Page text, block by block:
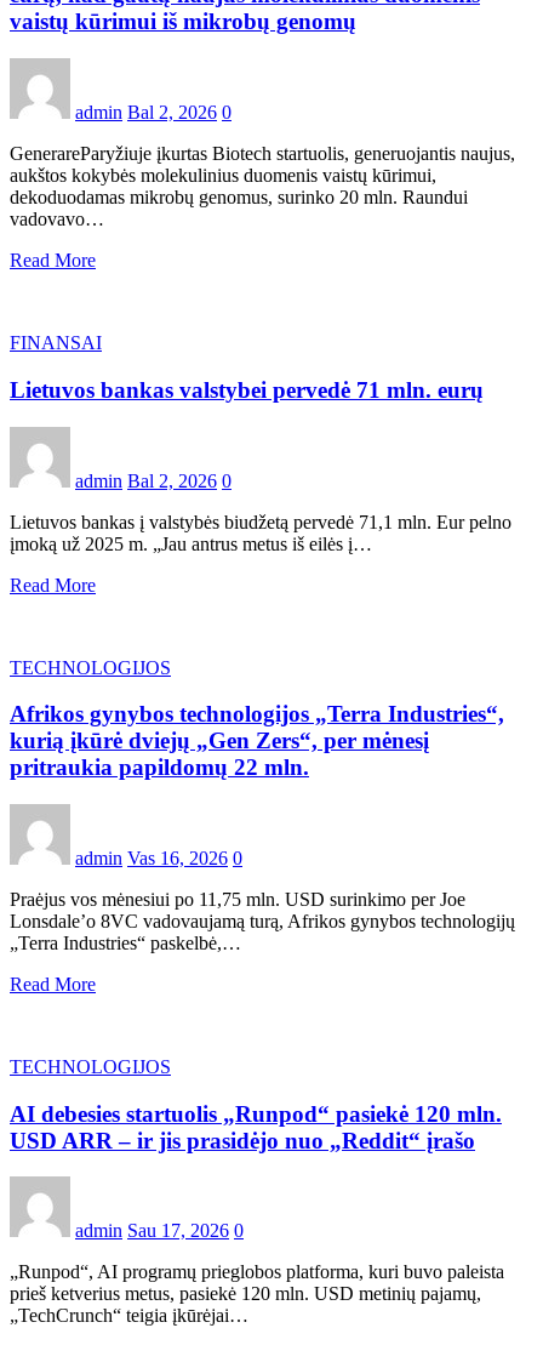
vaistų kūrimui iš mikrobų genomų
admin Bal 2, 2026 0
GenerareParyžiuje įkurtas Biotech startuolis, generuojantis naujus,
aukštos kokybės molekulinius duomenis vaistų kūrimui,
dekoduodamas mikrobų genomus, surinko 20 mln. Raundui
vadovavo…
Read More
FINANSAI
Lietuvos bankas valstybei pervedė 71 mln. eurų
admin Bal 2, 2026 0
Lietuvos bankas į valstybės biudžetą pervedė 71,1 mln. Eur pelno
įmoką už 2025 m. „Jau antrus metus iš eilės į…
Read More
TECHNOLOGIJOS
Afrikos gynybos technologijos „Terra Industries“,
kurią įkūrė dviejų „Gen Zers“, per mėnesį
pritraukia papildomų 22 mln.
admin Vas 16, 2026 0
Praėjus vos mėnesiui po 11,75 mln. USD surinkimo per Joe
Lonsdale’o 8VC vadovaujamą turą, Afrikos gynybos technologijų
„Terra Industries“ paskelbė,…
Read More
TECHNOLOGIJOS
AI debesies startuolis „Runpod“ pasiekė 120 mln.
USD ARR – ir jis prasidėjo nuo „Reddit“ įrašo
admin Sau 17, 2026 0
„Runpod“, AI programų prieglobos platforma, kuri buvo paleista
prieš ketverius metus, pasiekė 120 mln. USD metinių pajamų,
„TechCrunch“ teigia įkūrėjai…